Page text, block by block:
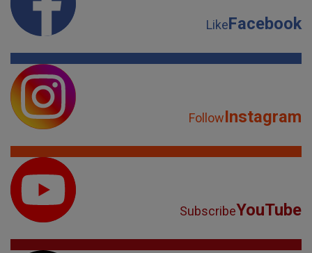
LikeFacebook
FollowInstagram
SubscribeYouTube